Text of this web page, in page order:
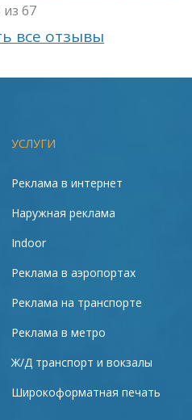
из 67
все отзывы
УСЛУГИ
Реклама в интернет
Наружная реклама
Indoor
Реклама в аэропортах
Реклама на транспорте
Реклама в метро
Ж/Д транспорт и вокзалы
Широкоформатная печать